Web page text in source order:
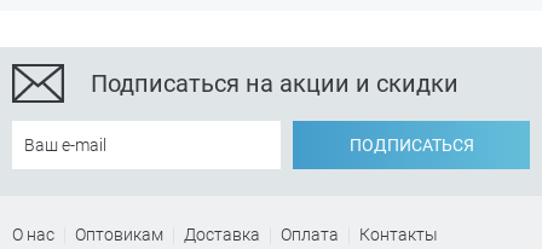
Подписаться на акции и скидки
ПОДПИСАТЬСЯ
О нас Оптовикам Доставка Оплата
Контакты